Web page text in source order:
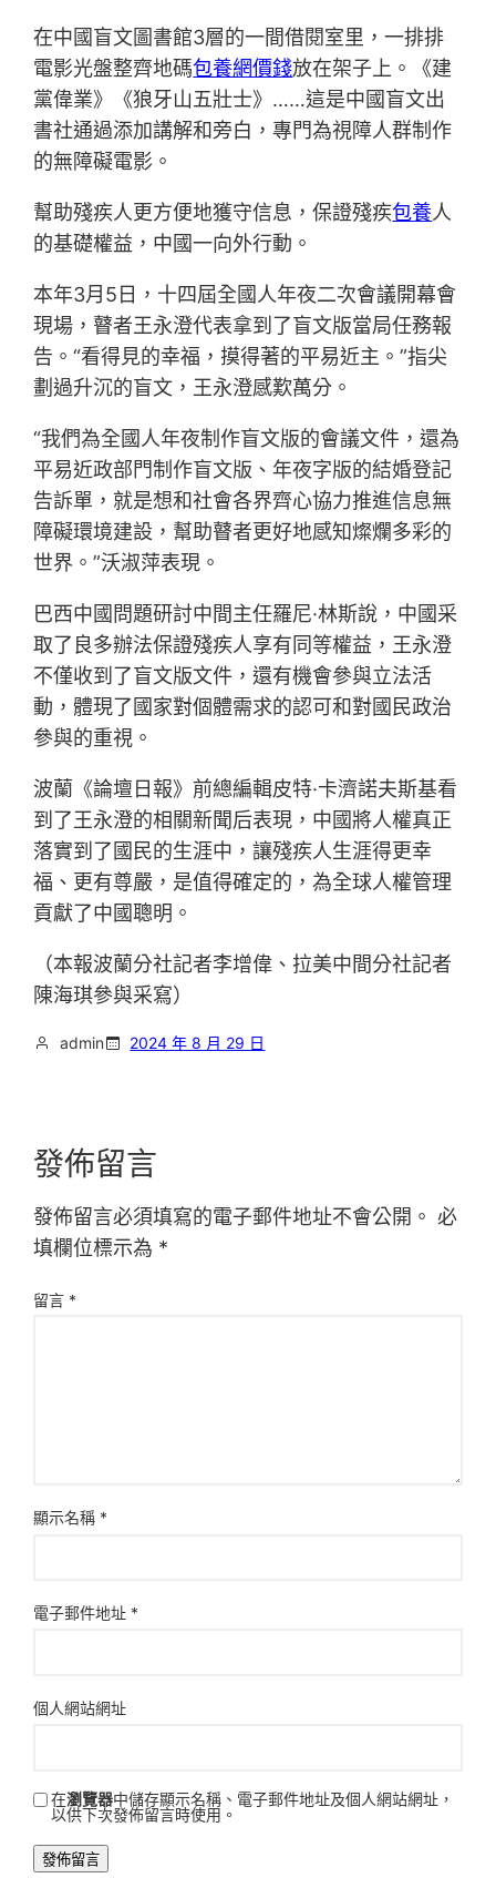
在中國盲文圖書館3層的一間借閱室里，一排排
電影光盤整齊地碼包養網價錢放在架子上。《建
黨偉業》《狼牙山五壯士》……這是中國盲文出
書社通過添加講解和旁白，專門為視障人群制作
的無障礙電影。
幫助殘疾人更方便地獲守信息，保證殘疾包養人
的基礎權益，中國一向外行動。
本年3月5日，十四屆全國人年夜二次會議開幕會
現場，瞽者王永澄代表拿到了盲文版當局任務報
告。“看得見的幸福，摸得著的平易近主。”指尖
劃過升沉的盲文，王永澄感歎萬分。
“我們為全國人年夜制作盲文版的會議文件，還為
平易近政部門制作盲文版、年夜字版的結婚登記
告訴單，就是想和社會各界齊心協力推進信息無
障礙環境建設，幫助瞽者更好地感知燦爛多彩的
世界。”沃淑萍表現。
巴西中國問題研討中間主任羅尼·林斯說，中國采
取了良多辦法保證殘疾人享有同等權益，王永澄
不僅收到了盲文版文件，還有機會參與立法活
動，體現了國家對個體需求的認可和對國民政治
參與的重視。
波蘭《論壇日報》前總編輯皮特·卡濟諾夫斯基看
到了王永澄的相關新聞后表現，中國將人權真正
落實到了國民的生涯中，讓殘疾人生涯得更幸
福、更有尊嚴，是值得確定的，為全球人權管理
貢獻了中國聰明。
（本報波蘭分社記者李增偉、拉美中間分社記者
陳海琪參與采寫）
admin 2024 年 8 月 29 日
發佈留言
發佈留言必須填寫的電子郵件地址不會公開。 必
填欄位標示為 *
留言 *
顯示名稱 *
電子郵件地址 *
個人網站網址
在瀏覽器中儲存顯示名稱、電子郵件地址及個人網站網址，
以供下次發佈留言時使用。